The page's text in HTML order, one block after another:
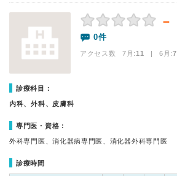
－
0件
アクセス数 7月:11 | 6月:7
診療科目：
内科、外科、皮膚科
専門医・資格：
外科専門医、消化器病専門医、消化器外科専門医
診療時間